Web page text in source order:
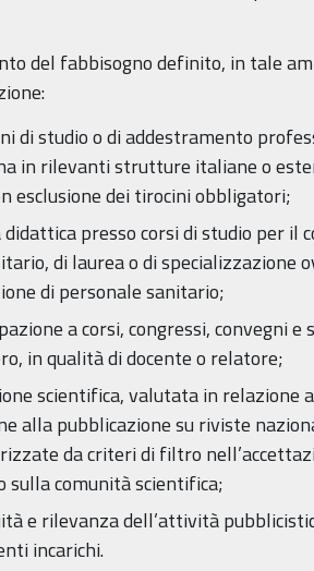
del fabbisogno definito, in tale
di studio o di addestramento
in rilevanti strutture italiane o
esclusione dei tirocini obbligatori;
presso corsi di studio per il
di laurea o di specializzazione
di personale sanitario;
a corsi, congressi, convegni
in qualità di docente o relatore;
scientifica, valutata in relazione
alla pubblicazione su riviste
da criteri di filtro
sulla comunità scientifica;
e rilevanza dell’attività
incarichi.